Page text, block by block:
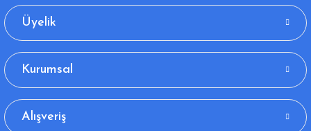
Üyelik
Kurumsal
Alışveriş